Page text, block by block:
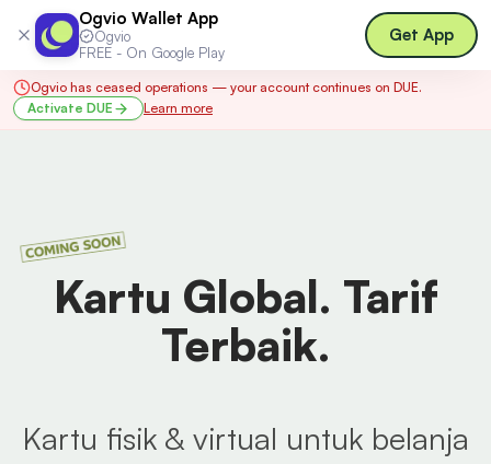
Ogvio has ceased operations — your account continues on DUE.
Activate DUE
Learn more
Ogvio Wallet App
Ogvio
FREE - On Google Play
Get App
Kartu Global. Tarif
Terbaik.
Kartu fisik & virtual untuk belanja